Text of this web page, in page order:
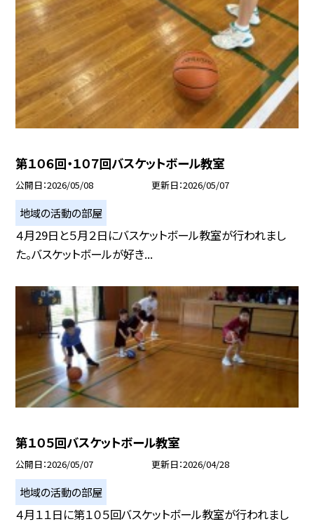
第１０６回・１０７回バスケットボール教室
公開日 2026/05/08 更新日 2026/05/07
地域の活動の部屋
４月29日と５月２日にバスケットボール教室が行われまし
た。バスケットボールが好き...
第１０５回バスケットボール教室
公開日 2026/05/07 更新日 2026/04/28
地域の活動の部屋
４月１１日に第１０５回バスケットボール教室が行われまし